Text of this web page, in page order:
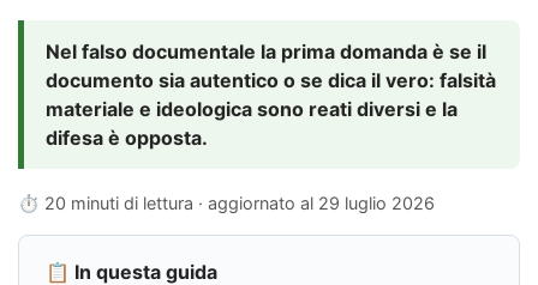
Nel falso documentale la prima domanda è se il
documento sia autentico o se dica il vero: falsità
materiale e ideologica sono reati diversi e la
difesa è opposta.
⏱ 20 minuti di lettura · aggiornato al 29 luglio 2026
📋 In questa guida